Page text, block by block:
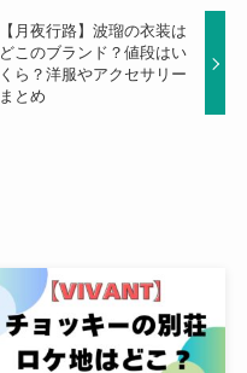
【月夜行路】波瑠の衣装は
どこのブランド？値段はい
くら？洋服やアクセサリー
まとめ